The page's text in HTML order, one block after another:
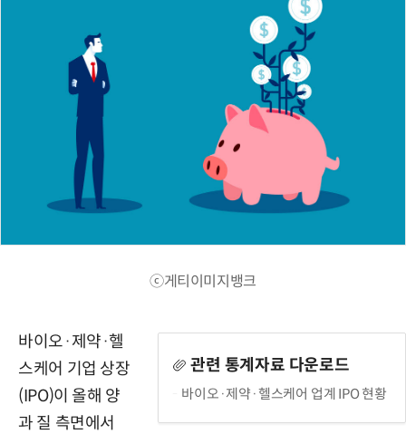
ⓒ게티이미지뱅크
관련 통계자료 다운로드
바이오·제약·헬스케어 업계 IPO 현황
바이오·제약·헬
스케어 기업 상장
(IPO)이 올해 양
과 질 측면에서